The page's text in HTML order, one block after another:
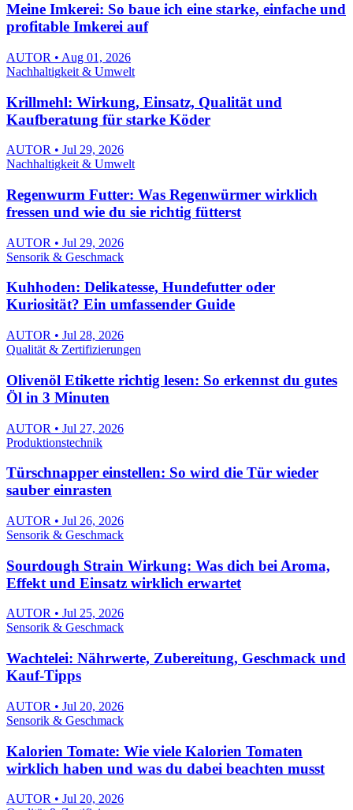
Meine Imkerei: So baue ich eine starke, einfache und
profitable Imkerei auf
AUTOR • Aug 01, 2026
Nachhaltigkeit & Umwelt
Krillmehl: Wirkung, Einsatz, Qualität und
Kaufberatung für starke Köder
AUTOR • Jul 29, 2026
Nachhaltigkeit & Umwelt
Regenwurm Futter: Was Regenwürmer wirklich
fressen und wie du sie richtig fütterst
AUTOR • Jul 29, 2026
Sensorik & Geschmack
Kuhhoden: Delikatesse, Hundefutter oder
Kuriosität? Ein umfassender Guide
AUTOR • Jul 28, 2026
Qualität & Zertifizierungen
Olivenöl Etikette richtig lesen: So erkennst du gutes
Öl in 3 Minuten
AUTOR • Jul 27, 2026
Produktionstechnik
Türschnapper einstellen: So wird die Tür wieder
sauber einrasten
AUTOR • Jul 26, 2026
Sensorik & Geschmack
Sourdough Strain Wirkung: Was dich bei Aroma,
Effekt und Einsatz wirklich erwartet
AUTOR • Jul 25, 2026
Sensorik & Geschmack
Wachtelei: Nährwerte, Zubereitung, Geschmack und
Kauf-Tipps
AUTOR • Jul 20, 2026
Sensorik & Geschmack
Kalorien Tomate: Wie viele Kalorien Tomaten
wirklich haben und was du dabei beachten musst
AUTOR • Jul 20, 2026